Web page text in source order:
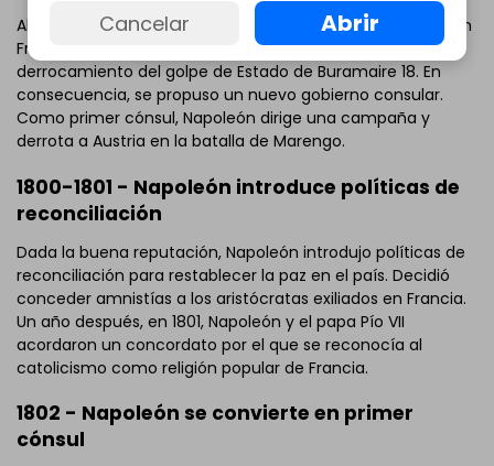
Al recibir informes sobre el levantamiento y la agitación en
Francia, Napoleón regresó a París. Consiguió urdir el
derrocamiento del golpe de Estado de Buramaire 18. En
consecuencia, se propuso un nuevo gobierno consular.
Como primer cónsul, Napoleón dirige una campaña y
derrota a Austria en la batalla de Marengo.
1800-1801 - Napoleón introduce políticas de
reconciliación
Dada la buena reputación, Napoleón introdujo políticas de
reconciliación para restablecer la paz en el país. Decidió
conceder amnistías a los aristócratas exiliados en Francia.
Un año después, en 1801, Napoleón y el papa Pío VII
acordaron un concordato por el que se reconocía al
catolicismo como religión popular de Francia.
1802 - Napoleón se convierte en primer
cónsul
Cancelar Abrir